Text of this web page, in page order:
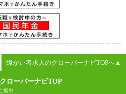
障がい者求人のクローバーナビTOPへ▲
ローバーナビTOP
提供